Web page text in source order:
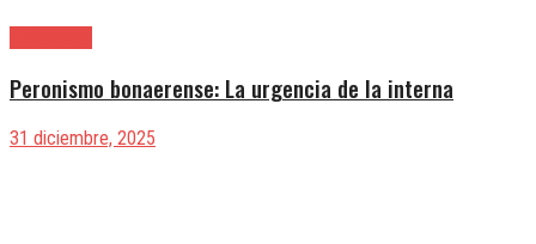
Peronismo bonaerense: La urgencia de la interna
31 diciembre, 2025